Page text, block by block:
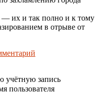
— их и так полно и к тому
в отрыве от
учётную запись
пользователя